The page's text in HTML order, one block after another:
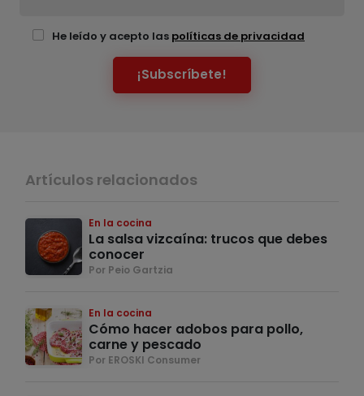
He leído y acepto las políticas de privacidad
¡Subscríbete!
Artículos relacionados
En la cocina
La salsa vizcaína: trucos que debes
conocer
Por Peio Gartzia
En la cocina
Cómo hacer adobos para pollo,
carne y pescado
Por EROSKI Consumer